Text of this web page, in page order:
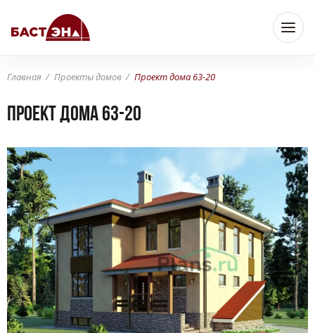
Главная Проекты домов Проект дома 63-20
Проект дома 63-20